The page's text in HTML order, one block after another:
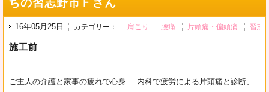
ちの習志野市Ｆさん
16年05月25日 カテゴリー： 肩こり 腰痛 片頭痛・偏頭痛 習志
施工前
ご主人の介護と家事の疲れで心身
内科で疲労による片頭痛と診断、